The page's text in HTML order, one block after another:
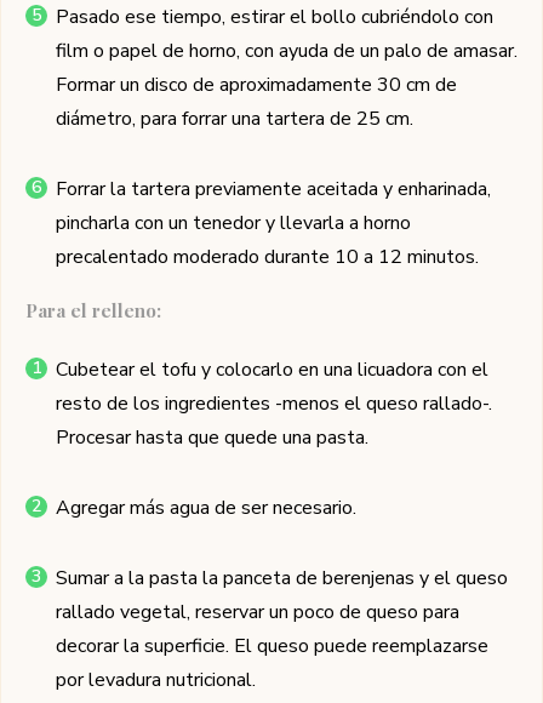
Pasado ese tiempo, estirar el bollo cubriéndolo con
film o papel de horno, con ayuda de un palo de amasar.
Formar un disco de aproximadamente 30 cm de
diámetro, para forrar una tartera de 25 cm.
Forrar la tartera previamente aceitada y enharinada,
pincharla con un tenedor y llevarla a horno
precalentado moderado durante 10 a 12 minutos.
Para el relleno:
Cubetear el tofu y colocarlo en una licuadora con el
resto de los ingredientes -menos el queso rallado-.
Procesar hasta que quede una pasta.
Agregar más agua de ser necesario.
Sumar a la pasta la panceta de berenjenas y el queso
rallado vegetal, reservar un poco de queso para
decorar la superficie. El queso puede reemplazarse
por levadura nutricional.